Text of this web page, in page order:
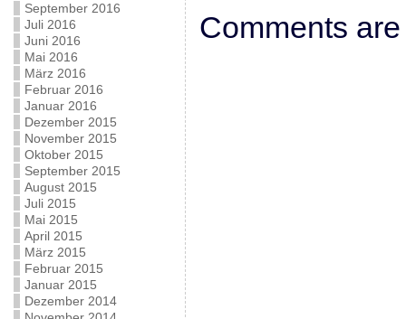
September 2016
Juli 2016
Juni 2016
Mai 2016
März 2016
Februar 2016
Januar 2016
Dezember 2015
November 2015
Oktober 2015
September 2015
August 2015
Juli 2015
Mai 2015
April 2015
März 2015
Februar 2015
Januar 2015
Dezember 2014
Comments